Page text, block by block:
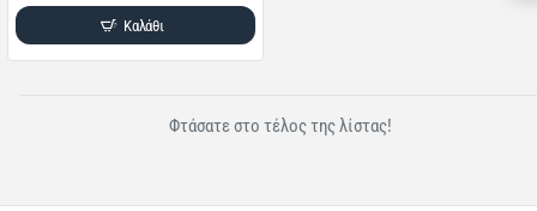
Καλάθι
Φτάσατε στο τέλος της λίστας!